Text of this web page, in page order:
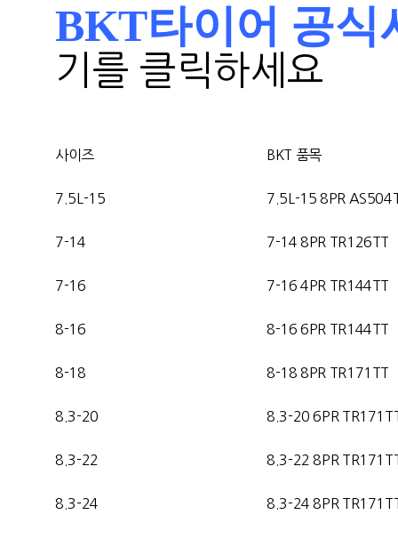
BKT타이어 공식
기를 클릭하세요
사이즈 BKT 품목
7.5L-15 7.5L-15 8PR
7-14 7-14 8PR TR126TT
7-16 7-16 4 PR TR144TT
8-16 8-16 6 PR TR144TT
8-18 8-18 8PR TR171TT
8.3-20 8.3-20 6PR
8.3-22 8.3-22 8PR
8.3-24 8.3-24 8PR